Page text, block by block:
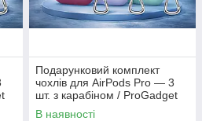
Подарунковий комплект
чохлів для AirPods Pro — 3
шт. з карабіном / ProGadget
Case Set
В наявності